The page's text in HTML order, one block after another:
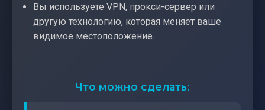
Вы используете VPN, прокси-сервер или
другую технологию, которая меняет ваше
видимое местоположение.
Что можно сделать: